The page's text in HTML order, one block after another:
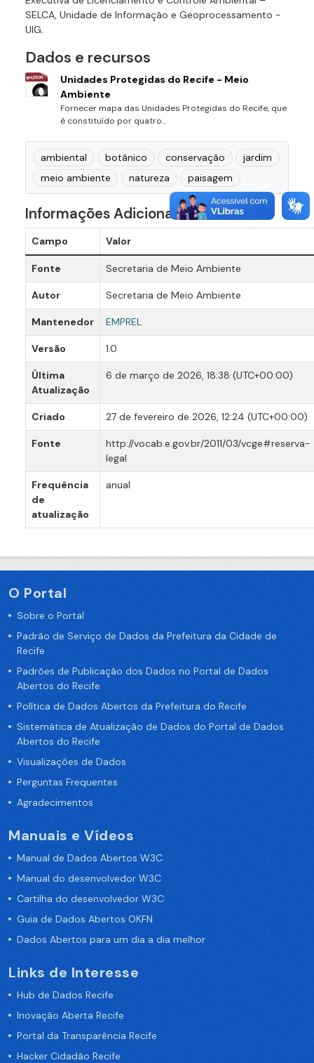
SELCA, Unidade de Informação e Geoprocessamento -
UIG.
Dados e recursos
Unidades Protegidas do Recife - Meio
Ambiente
Fornecer mapa das Unidades Protegidas do Recife, que
é constituído por quatro...
ambiental botânico conservação
jardim
meio ambiente
natureza paisagem
Informações Adicionais
Campo Valor
Fonte Secretaria de Meio Ambiente
Autor Secretaria de Meio Ambiente
Mantenedor EMPREL
Versão 1.0
Última
Atualização
6 de março de 2026, 18:38 (UTC+00:00)
Criado 27 de fevereiro de 2026, 12:24 (UTC+00:00)
Fonte
http://vocab.e.gov.br/2011/03/vcge#reserva-
legal
Frequência
de
atualização
anual
O Portal
Sobre o Portal
Padrão de Serviço de Dados da Prefeitura da Cidade de
Recife
Padrões de Publicação dos Dados no Portal de Dados
Abertos do Recife
Política de Dados Abertos da Prefeitura do Recife
Sistemática de Atualização de Dados do Portal de Dados
Abertos do Recife
Visualizações de Dados
Perguntas Frequentes
Agradecimentos
Manuais e Vídeos
Manual de Dados Abertos W3C
Manual do desenvolvedor W3C
Cartilha do desenvolvedor W3C
Guia de Dados Abertos OKFN
Dados Abertos para um dia a dia melhor
Links de Interesse
Hub de Dados Recife
Inovação Aberta Recife
Portal da Transparência Recife
Hacker Cidadão Recife